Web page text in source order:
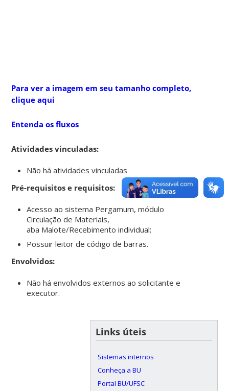
Para ver a imagem em seu tamanho completo,
clique aqui
Entenda os fluxos
Atividades vinculadas:
Não há atividades vinculadas
Pré-requisitos e requisitos:
Acesso ao sistema Pergamum, módulo
Circulação de Materiais,
aba Malote/Recebimento individual;
Possuir leitor de código de barras.
Envolvidos:
Não há envolvidos externos ao solicitante e
executor.
Links úteis
Sistemas internos
Conheça a BU
Portal BU/UFSC